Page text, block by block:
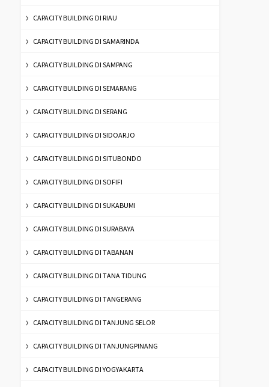
CAPACITY BUILDING DI RIAU
CAPACITY BUILDING DI SAMARINDA
CAPACITY BUILDING DI SAMPANG
CAPACITY BUILDING DI SEMARANG
CAPACITY BUILDING DI SERANG
CAPACITY BUILDING DI SIDOARJO
CAPACITY BUILDING DI SITUBONDO
CAPACITY BUILDING DI SOFIFI
CAPACITY BUILDING DI SUKABUMI
CAPACITY BUILDING DI SURABAYA
CAPACITY BUILDING DI TABANAN
CAPACITY BUILDING DI TANA TIDUNG
CAPACITY BUILDING DI TANGERANG
CAPACITY BUILDING DI TANJUNG SELOR
CAPACITY BUILDING DI TANJUNGPINANG
CAPACITY BUILDING DI YOGYAKARTA